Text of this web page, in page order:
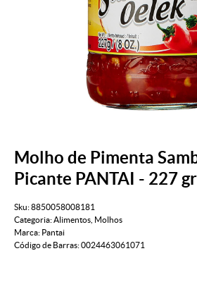
Molho de Pimenta
Picante PANTAI - 227
Sku:8850058008181
Categoria:Alimentos Molhos
Marca: Pantai
Código de Barras:0024463061071